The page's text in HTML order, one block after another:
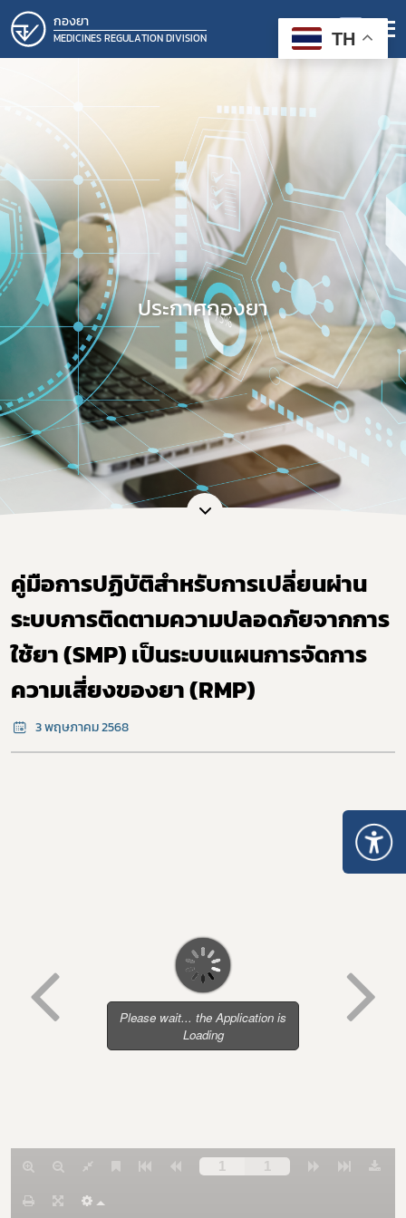
กองยา
MEDICINES REGULATION DIVISION
ประกาศกองยา
คู่มือการปฏิบัติสำหรับการเปลี่ยนผ่าน
ระบบการติดตามความปลอดภัยจากการ
ใช้ยา (SMP) เป็นระบบแผนการจัดการ
ความเสี่ยงของยา (RMP)
3 พฤษภาคม 2568
TH